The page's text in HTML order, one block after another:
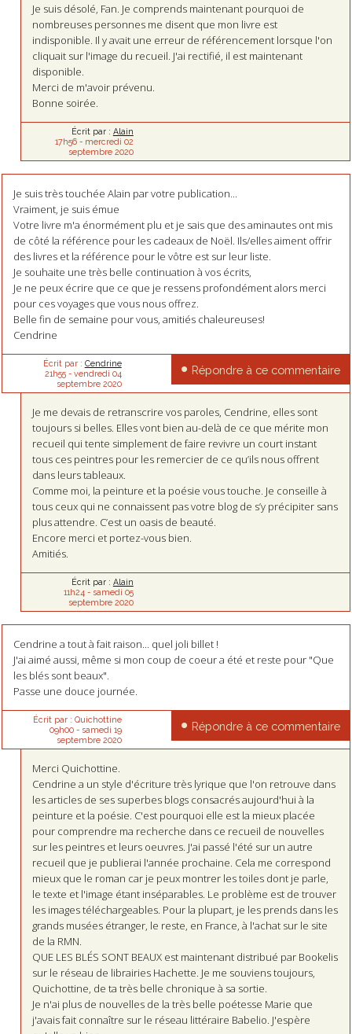
Je suis désolé, Fan. Je comprends maintenant pourquoi de
nombreuses personnes me disent que mon livre est
indisponible. Il y avait une erreur de référencement lorsque l'on
cliquait sur l'image du recueil. J'ai rectifié, il est maintenant
disponible.
Merci de m'avoir prévenu.
Bonne soirée.
Écrit par : Alain
17h56- mercredi 02
septembre 2020
Je suis très touchée Alain par votre publication...
Vraiment, je suis émue
Votre livre m'a énormément plu et je sais que des aminautes ont mis
de côté la référence pour les cadeaux de Noël. Ils/elles aiment offrir
des livres et la référence pour le vôtre est sur leur liste.
Je souhaite une très belle continuation à vos écrits,
Je ne peux écrire que ce que je ressens profondément alors merci
pour ces voyages que vous nous offrez.
Belle fin de semaine pour vous, amitiés chaleureuses!
Cendrine
Écrit par : Cendrine
21h55- vendredi 04
septembre 2020
Répondre à ce commentaire
Je me devais de retranscrire vos paroles, Cendrine, elles sont
toujours si belles. Elles vont bien au-delà de ce que mérite mon
recueil qui tente simplement de faire revivre un court instant
tous ces peintres pour les remercier de ce qu’ils nous offrent
dans leurs tableaux.
Comme moi, la peinture et la poésie vous touche. Je conseille à
tous ceux qui ne connaissent pas votre blog de s’y précipiter sans
plus attendre. C’est un oasis de beauté.
Encore merci et portez-vous bien.
Amitiés.
Écrit par : Alain
11h24 - samedi 05
septembre 2020
Cendrine a tout à fait raison... quel joli billet !
J'ai aimé aussi, même si mon coup de coeur a été et reste pour "Que
les blés sont beaux".
Passe une douce journée.
Écrit par : Quichottine
09h00- samedi 19
septembre 2020
Répondre à ce commentaire
Merci Quichottine.
Cendrine a un style d'écriture très lyrique que l'on retrouve dans
les articles de ses superbes blogs consacrés aujourd'hui à la
peinture et la poésie. C'est pourquoi elle est la mieux placée
pour comprendre ma recherche dans ce recueil de nouvelles
sur les peintres et leurs oeuvres. J'ai passé l'été sur un autre
recueil que je publierai l'année prochaine. Cela me correspond
mieux que le roman car je peux montrer les toiles dont je parle,
le texte et l'image étant inséparables. Le problème est de trouver
les images téléchargeables. Pour la plupart, je les prends dans les
grands musées étranger, le reste, en France, à l'achat sur le site
de la RMN.
QUE LES BLÉS SONT BEAUX est maintenant distribué par Bookelis
sur le réseau de librairies Hachette. Je me souviens toujours,
Quichottine, de ta très belle chronique à sa sortie.
Je n'ai plus de nouvelles de la très belle poétesse Marie que
j'avais fait connaître sur le réseau littéraire Babelio. J'espère